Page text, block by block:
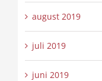
august 2019
juli 2019
juni 2019